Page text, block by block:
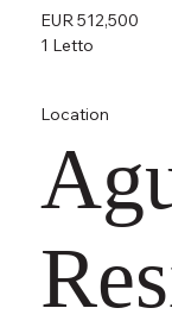
EUR 512,500
1 Letto
Location